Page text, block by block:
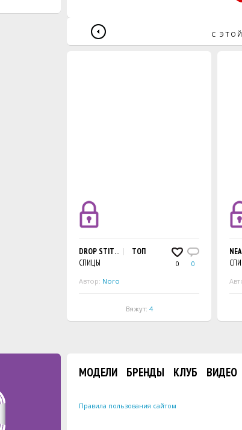
С
0 0
DROP STITCH YOKE TOP
ТОП
СПИЦЫ
Автор: Noro
Вяжут: 4
МОДЕЛИ БРЕНДЫ КЛУБ ВИДЕО
Правила пользования сайтом